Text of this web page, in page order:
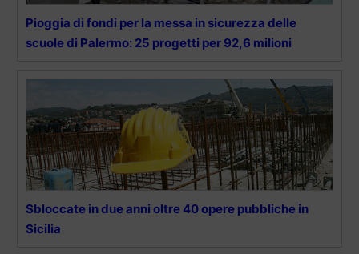
Pioggia di fondi per la messa in sicurezza delle
scuole di Palermo: 25 progetti per 92,6 milioni
Sbloccate in due anni oltre 40 opere pubbliche in
Sicilia